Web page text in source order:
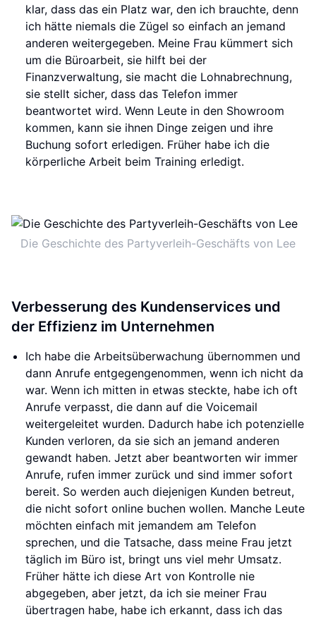
klar, dass das ein Platz war, den ich brauchte, denn
ich hätte niemals die Zügel so einfach an jemand
anderen weitergegeben. Meine Frau kümmert sich
um die Büroarbeit, sie hilft bei der
Finanzverwaltung, sie macht die Lohnabrechnung,
sie stellt sicher, dass das Telefon immer
beantwortet wird. Wenn Leute in den Showroom
kommen, kann sie ihnen Dinge zeigen und ihre
Buchung sofort erledigen. Früher habe ich die
körperliche Arbeit beim Training erledigt.
Die Geschichte des Partyverleih-Geschäfts von Lee
Verbesserung des Kundenservices und
der Effizienz im Unternehmen
Ich habe die Arbeitsüberwachung übernommen und
dann Anrufe entgegengenommen, wenn ich nicht da
war. Wenn ich mitten in etwas steckte, habe ich oft
Anrufe verpasst, die dann auf die Voicemail
weitergeleitet wurden. Dadurch habe ich potenzielle
Kunden verloren, da sie sich an jemand anderen
gewandt haben. Jetzt aber beantworten wir immer
Anrufe, rufen immer zurück und sind immer sofort
bereit. So werden auch diejenigen Kunden betreut,
die nicht sofort online buchen wollen. Manche Leute
möchten einfach mit jemandem am Telefon
sprechen, und die Tatsache, dass meine Frau jetzt
täglich im Büro ist, bringt uns viel mehr Umsatz.
Früher hätte ich diese Art von Kontrolle nie
abgegeben, aber jetzt, da ich sie meiner Frau
übertragen habe, habe ich erkannt, dass ich das